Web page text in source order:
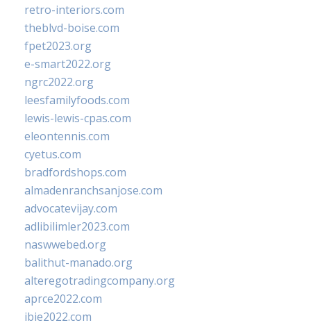
retro-interiors.com
theblvd-boise.com
fpet2023.org
e-smart2022.org
ngrc2022.org
leesfamilyfoods.com
lewis-lewis-cpas.com
eleontennis.com
cyetus.com
bradfordshops.com
almadenranchsanjose.com
advocatevijay.com
adlibilimler2023.com
naswwebed.org
balithut-manado.org
alteregotradingcompany.org
aprce2022.com
ibie2022.com